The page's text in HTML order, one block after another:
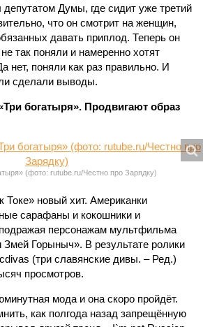
депутатом Думы, где сидит уже третий
что он смотрит на женщин,
давать приплод. Теперь он
так поняли и намеренно хотят
нет, поняли как раз правильно. И
сделали выводы.
богатыря». Продвигают образ
(фото: rutube.ru/Честно про Зарядку)
Токе» новый хит. Американки
сарафаны и кокошники и
персонажам мультфильма
Горыныч». В результате ролики
(три славянские дивы. – Ред.)
просмотров.
мода и она скоро пройдёт.
как полгода назад запрещённую